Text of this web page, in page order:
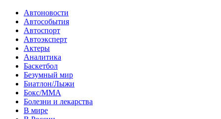
Автоновости
Автособытия
Автоспорт
Автоэксперт
Актеры
Аналитика
Баскетбол
Безумный мир
Биатлон/Лыжи
Бокс/MMA
Болезни и лекарства
В мире